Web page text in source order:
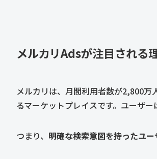
メルカリAdsが注目される
メルカリは、月間利用者数が2,800
るマーケットプレイスです。ユーザ
つまり、 明確な検索意図を持ったユ